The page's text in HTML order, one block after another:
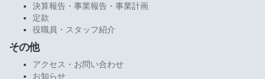
決算報告・事業報告・事業計画
定款
役職員・スタッフ紹介
その他
アクセス・お問い合わせ
お知らせ